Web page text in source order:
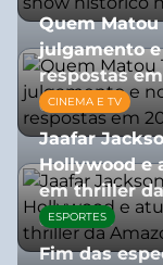
Quem Matou
julgamento
respostas
05/08/2026
CINEMA E TV
Jaafar
Hollywood e
em thriller
06/08/2026
ESPORTES
Fim das